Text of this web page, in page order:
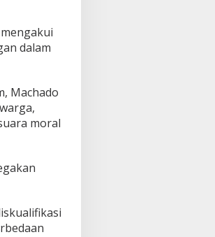
dalam
Machado
moral